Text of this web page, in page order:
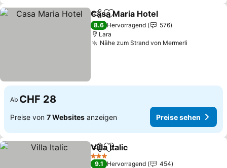
TeilenZu Favoriten hinzufügen
Casa Maria Hotel
8.6 Hervorragend
576
Lara
Nähe zum Strand von Mermerli
Ab CHF 28
Preise von 7 Websites anzeigen Preise sehen
TeilenZu Favoriten hinzufügen
Villa Italic
3 Sterne
9.1 Hervorragend
454